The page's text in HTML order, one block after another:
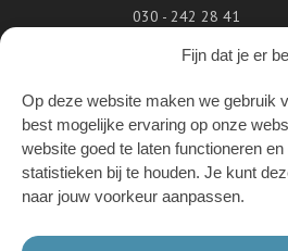
Fijn dat je er
Op deze website maken we gebruik
best mogelijke ervaring op onze
website goed te laten functioneren
statistieken bij te houden. Je kunt
naar jouw voorkeur aanpassen.
030 - 242 28 41
VOLG ONS